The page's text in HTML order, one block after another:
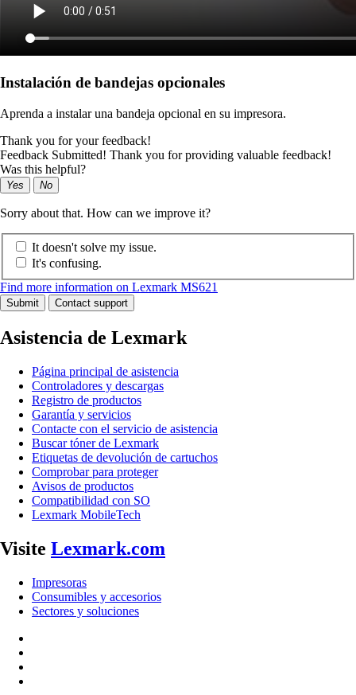
Instalación de bandejas opcionales
Aprenda a instalar una bandeja opcional en su impresora.
Thank you for your feedback!
Feedback Submitted! Thank you for providing valuable feedback!
Was this helpful?
Yes No
Sorry about that. How can we improve it?
It doesn't solve my issue.
It's confusing.
Find more information on Lexmark MS621
Submit Contact support
Asistencia de Lexmark
Página principal de asistencia
Controladores y descargas
Registro de productos
Garantía y servicios
Contacte con el servicio de asistencia
Buscar tóner de Lexmark
Etiquetas de devolución de cartuchos
Comprobar para proteger
Avisos de productos
Compatibilidad con SO
Lexmark MobileTech
Visite Lexmark.com
Impresoras
Consumibles y accesorios
Sectores y soluciones